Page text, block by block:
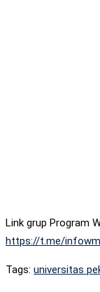
Link grup Program
https://t.me/
Tags: universitas